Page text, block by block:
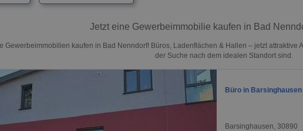
Jetzt eine Gewerbeimmobilie kaufen in Bad
Gewerbeimmobilien kaufen in Bad Nenndorf! Büros, Ladenflächen & Hallen – jetzt attraktive
der Suche nach dem idealen Standort sind.
Büro in Barsinghausen
Barsinghausen, 30890